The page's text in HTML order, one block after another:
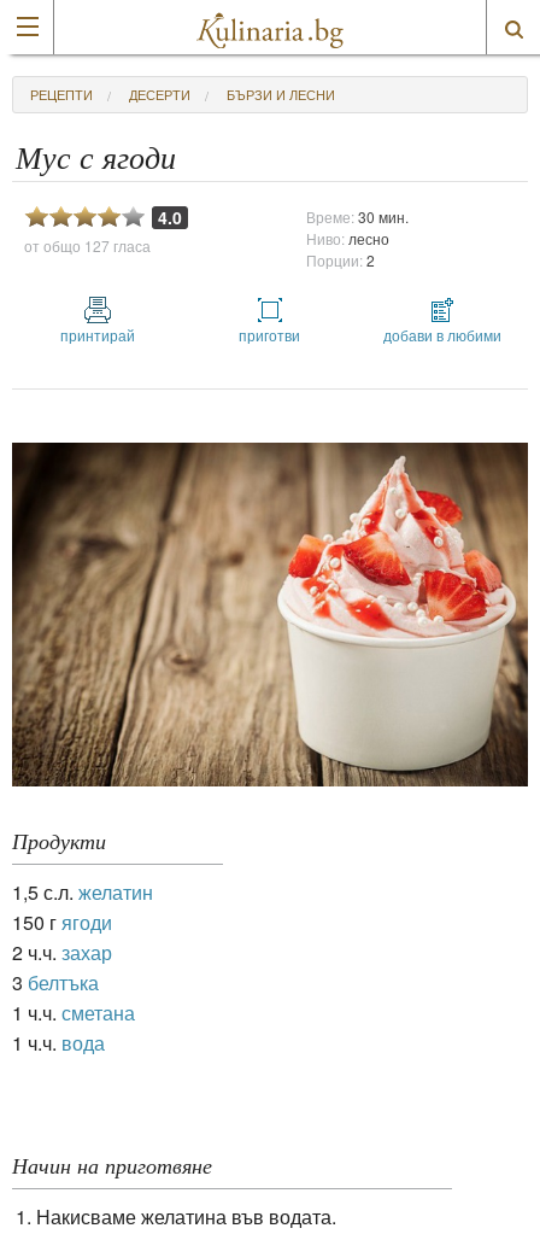
РЕЦЕПТИ ДЕСЕРТИ БЪРЗИ И ЛЕСНИ
Мус с ягоди
4.0
от общо 127 гласа
Време:30 мин.
Ниво: лесно
Порции:2
принтирай приготви добави в любими
Продукти
1,5 с.л. желатин
150 г ягоди
2 ч.ч. захар
3 белтъка
1 ч.ч. сметана
1 ч.ч. вода
Начин на приготвяне
Накисваме желатина във водата.